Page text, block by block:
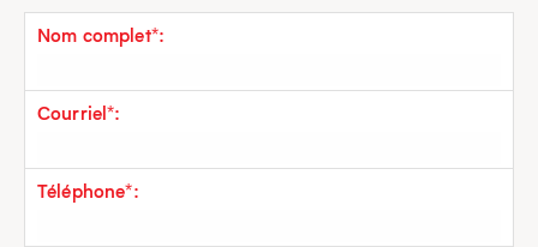
Nom complet*:
Courriel*:
Téléphone*: